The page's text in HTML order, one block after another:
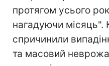
протягом усього
нагадуючи місяць".
спричинили
та масовий